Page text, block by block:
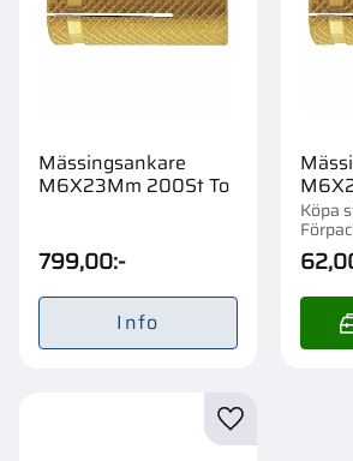
Mässingsankare
M6X23Mm 200St To
799,00:-
Info
Köpa
Lägg till i